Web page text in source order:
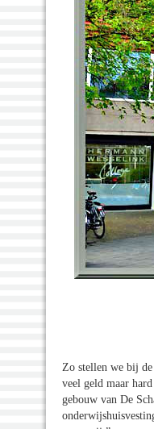
Zo stellen we bij
veel geld maar
gebouw van De